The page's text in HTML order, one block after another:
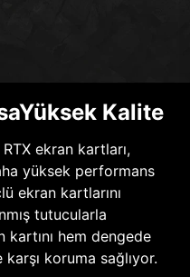
Kalite
ekran kartları,
yüksek performans
ekran kartlarını
tutucularla
kartını hem dengede
koruma sağlıyor.